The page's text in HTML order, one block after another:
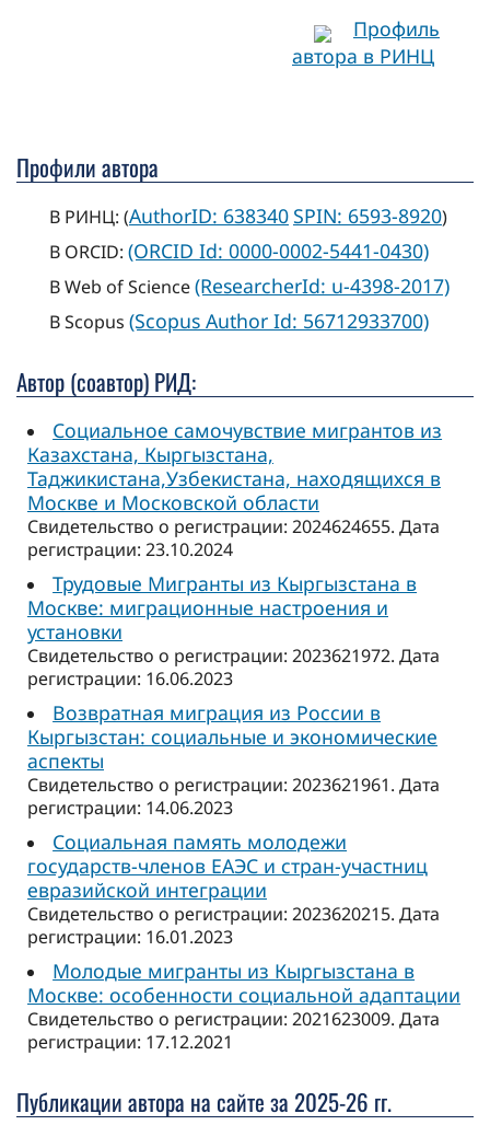
Профиль
автора в РИНЦ
Профили автора
В РИНЦ: (AuthorID: 638340 SPIN: 6593-8920)
В ORCID: (ORCID Id: 0000-0002-5441-0430)
В Web of Science(ResearcherId: u-4398-2017)
В Scopus (Scopus Author Id: 56712933700)
Автор (соавтор) РИД:
Социальное самочувствие мигрантов из
Казахстана, Кыргызстана,
Таджикистана,Узбекистана, находящихся в
Москве и Московской области
Свидетельство о регистрации: 2024624655. Дата
регистрации: 23.10.2024
Трудовые Мигранты из Кыргызстана в
Москве: миграционные настроения и
установки
Свидетельство о регистрации: 2023621972. Дата
регистрации: 16.06.2023
Возвратная миграция из России в
Кыргызстан: социальные и экономические
аспекты
Свидетельство о регистрации: 2023621961. Дата
регистрации: 14.06.2023
Социальная память молодежи
государств-членов ЕАЭС и стран-участниц
евразийской интеграции
Свидетельство о регистрации: 2023620215. Дата
регистрации: 16.01.2023
Молодые мигранты из Кыргызстана в
Москве: особенности социальной адаптации
Свидетельство о регистрации: 2021623009. Дата
регистрации: 17.12.2021
Публикации автора на сайте за 2025-26 гг.